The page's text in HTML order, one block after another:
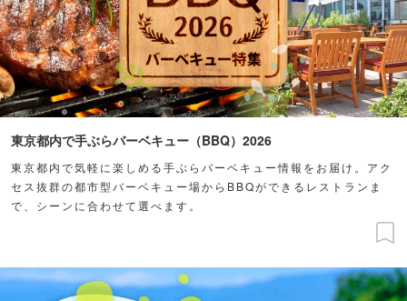
東京都内で手ぶらバーベキュー（BBQ）2026
東京都内で気軽に楽しめる手ぶらバーベキュー情報をお届け。アク
セス抜群の都市型バーベキュー場からBBQができるレストランま
で、シーンに合わせて選べます。